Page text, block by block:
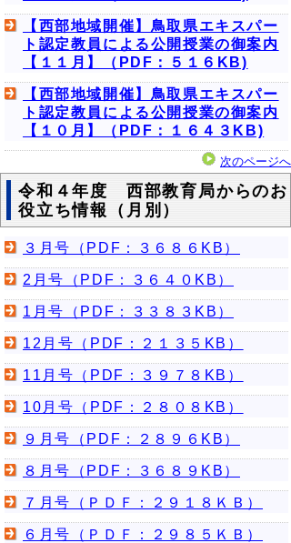
【西部地域開催】鳥取県エキスパー
ト認定教員による公開授業の御案内
【１１月】（PDF：５１６KB)
【西部地域開催】鳥取県エキスパー
ト認定教員による公開授業の御案内
【１０月】（PDF：１６４３KB)
次のページへ
令和４年度 西部教育局からのお
役立ち情報（月別）
３月号（PDF：３６８６KB）
2月号（PDF：３６４０KB）
1月号（PDF：３３８３KB）
12月号（PDF：２１３５KB）
11月号（PDF：３９７８KB）
10月号（PDF：２８０８KB）
９月号（PDF：２８９６KB）
８月号（PDF：３６８９KB）
７月号（ＰＤＦ：２９１８ＫＢ）
６月号（ＰＤＦ：２９８５ＫＢ）